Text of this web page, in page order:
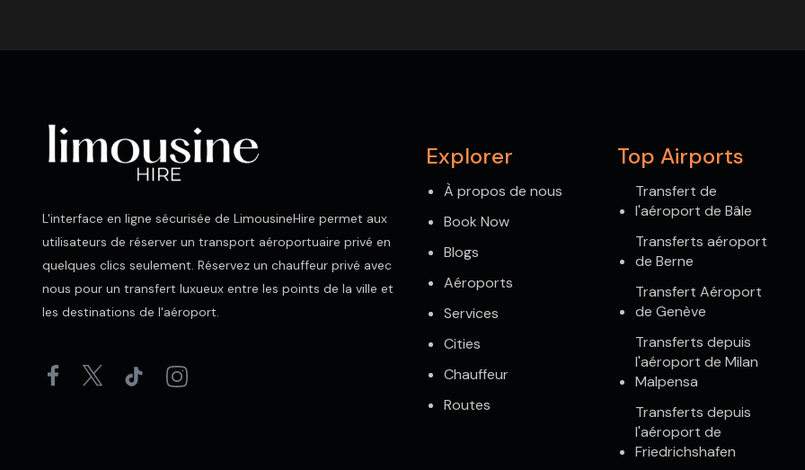
L'interface en ligne sécurisée de LimousineHire permet aux
utilisateurs de réserver un transport aéroportuaire privé en
quelques clics seulement. Réservez un chauffeur privé avec
nous pour un transfert luxueux entre les points de la ville et
les destinations de l'aéroport.
Explorer
À propos de nous
Book Now
Blogs
Aéroports
Services
Cities
Chauffeur
Routes
Top Airports
Transfert de
l'aéroport de Bâle
Transferts aéroport
de Berne
Transfert Aéroport
de Genève
Transferts depuis
l'aéroport de Milan
Malpensa
Transferts depuis
l'aéroport de
Friedrichshafen